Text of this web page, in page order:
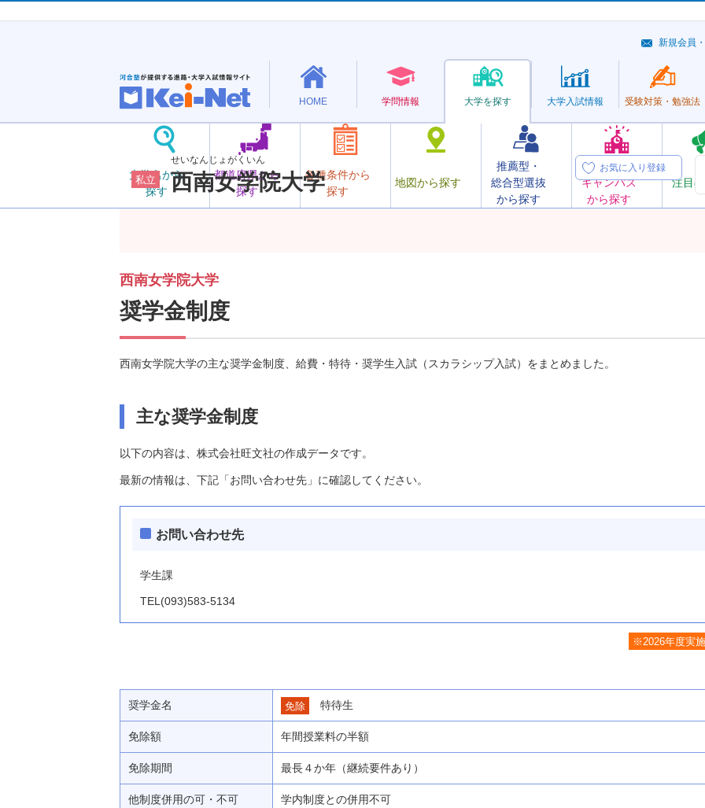
HOME 学問情報 大学を探す
大学名から
探す
都道府県から
探す
各種条件から
探す
地図から探す
推薦型・
総合型選抜
から探す
オープン
キャンパス
から探す
注目
大学入試情報 受験対策・ 勉強法
新規会員
私立
せいなんじょがくいん
西南女学院大学
お気に入り登録
西南女学院大学
奨学金制度
西南女学院大学の主な奨学金制度、給費・特待・奨学生入試（スカラシップ入試）をまとめました。
主な奨学金制度
以下の内容は、株式会社旺文社の作成データです。
最新の情報は、下記「お問い合わせ先」に確認してください。
お問い合わせ先
学生課
TEL(093)583-5134
※2026年度実
奨学金名 免除 特待生
免除額 年間授業料の半額
免除期間 最長４か年（継続要件あり）
他制度併用の可・不可 学内制度との併用不可